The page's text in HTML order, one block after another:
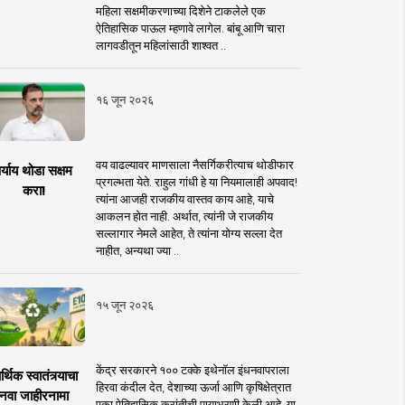
महिला सक्षमीकरणाच्या दिशेने टाकलेले एक
ऐतिहासिक पाऊल म्हणावे लागेल. बांबू आणि चारा
लागवडीतून महिलांसाठी शाश्वत ..
१६ जून २०२६
थोडा सक्षम
करा!
वय वाढल्यावर माणसाला नैसर्गिकरीत्याच थोडीफार
प्रगल्भता येते. राहुल गांधी हे या नियमालाही अपवाद!
त्यांना आजही राजकीय वास्तव काय आहे, याचे
आकलन होत नाही. अर्थात, त्यांनी जे राजकीय
सल्लागार नेमले आहेत, ते त्यांना योग्य सल्ला देत
नाहीत, अन्यथा ज्या ..
१५ जून २०२६
स्वातंत्र्याचा
जाहीरनामा
केंद्र सरकारने १०० टक्के इथेनॉल इंधनवापराला
हिरवा कंदील देत, देशाच्या ऊर्जा आणि कृषिक्षेत्रात